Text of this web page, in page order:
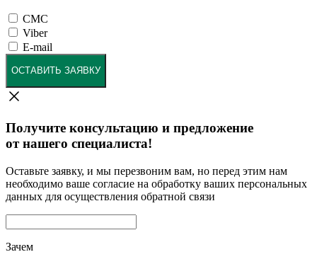
СМС
Viber
E-mail
ОСТАВИТЬ ЗАЯВКУ
Получите консультацию и предложение
от нашего специалиста!
Оставьте заявку, и мы перезвоним вам, но перед этим нам
необходимо ваше согласие на обработку ваших персональных
данных для осуществления обратной связи
Зачем